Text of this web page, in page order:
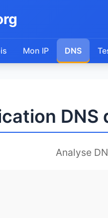
Mon IP DNS
DNS
Analyse